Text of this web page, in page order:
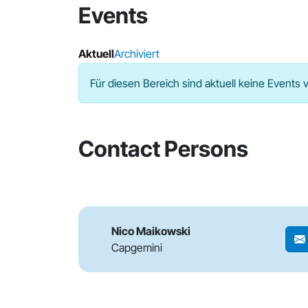
Events
AktuellArchiviert
Für diesen Bereich sind aktuell keine Events
Contact Persons
Nico Maikowski
Capgemini